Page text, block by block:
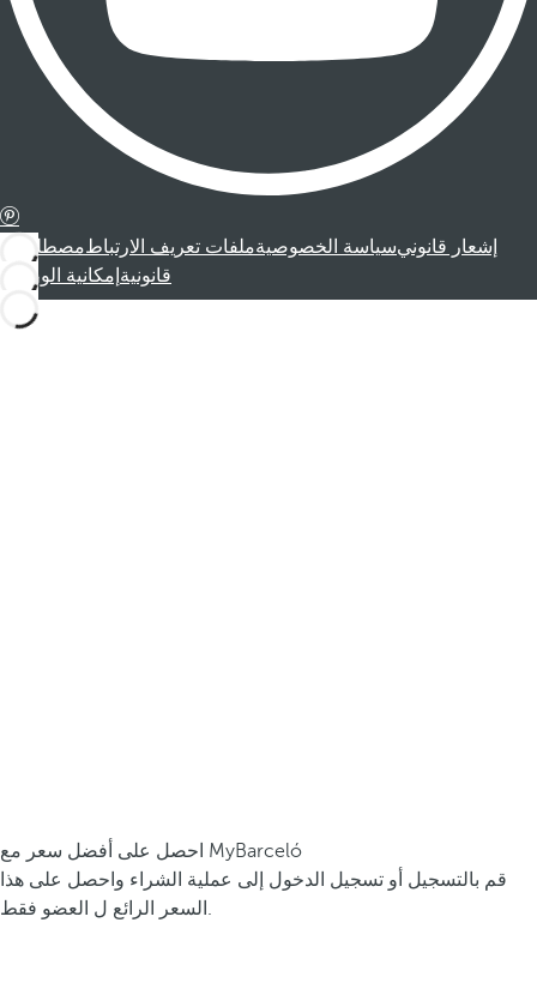
إشعار قانونيسياسة الخصوصيةملفات تعريف الارتباطمصطلحات
قانونية إمكانية الوصول
احصل على أفضل سعر مع MyBarceló
قم بالتسجيل أو تسجيل الدخول إلى عملية الشراء واحصل على هذا
السعر الرائع ل العضو فقط.